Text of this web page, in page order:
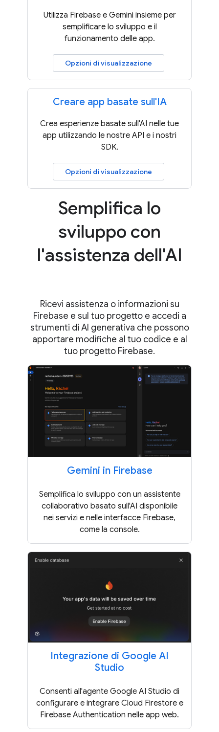
Utilizza Firebase e Gemini insieme per
semplificare lo sviluppo e il
funzionamento delle app.
Opzioni di visualizzazione
Creare app basate sull'IA
Crea esperienze basate sull'AI nelle tue
app utilizzando le nostre API e i nostri
SDK.
Opzioni di visualizzazione
Semplifica lo
sviluppo con
l'assistenza dell'AI
Ricevi assistenza o informazioni su
Firebase e sul tuo progetto e accedi a
strumenti di AI generativa che possono
apportare modifiche al tuo codice e al
tuo progetto Firebase.
Gemini in Firebase
Semplifica lo sviluppo con un assistente
collaborativo basato sull'AI disponibile
nei servizi e nelle interfacce Firebase,
come la console.
Integrazione di Google AI
Studio
Consenti all'agente Google AI Studio di
configurare e integrare Cloud Firestore e
Firebase Authentication nelle app web.